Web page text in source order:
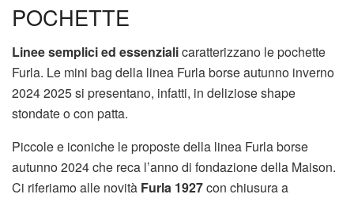
POCHETTE
Linee semplici ed essenzialicaratterizzano le pochette
Furla. Le mini bag della linea Furla borse autunno inverno
2024 2025 si presentano, infatti, in deliziose shape
stondate o con patta.
Piccole e iconiche le proposte della linea Furla borse
autunno 2024 che reca l’anno di fondazione della Maison.
Ci riferiamo alle novità Furla 1927con chiusura a